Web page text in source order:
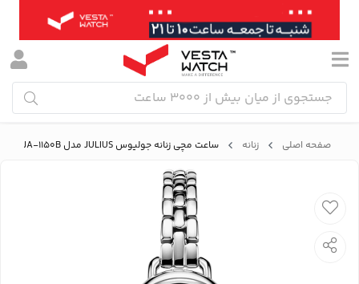
صفحه اصلی زنانه ساعت مچی زنانه جولیوس JULIUS مدل JA-1150B